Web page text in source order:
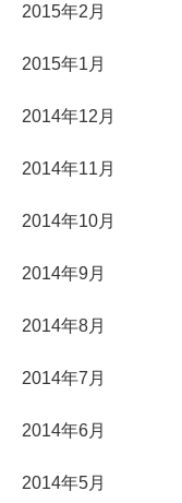
2015年2月
2015年1月
2014年12月
2014年11月
2014年10月
2014年9月
2014年8月
2014年7月
2014年6月
2014年5月